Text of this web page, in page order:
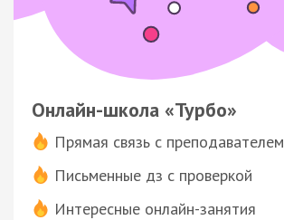
Онлайн-школа «Турбо»
Прямая связь с преподавателем
Письменные дз с проверкой
Интересные онлайн-занятия